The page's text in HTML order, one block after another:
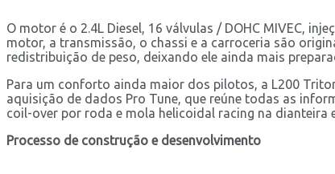
O motor é o 2.4L Diesel, 16 válvulas / DOHC MIVEC,
motor, a transmissão, o chassi e a carroceria são
redistribuição de peso, deixando ele ainda mais
Para um conforto ainda maior dos pilotos, a L200
aquisição de dados Pro Tune, que reúne todas as
coil-over por roda e mola helicoidal racing na dianteira
Processo de construção e desenvolvimento